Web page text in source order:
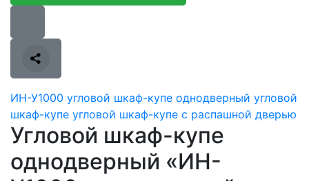
ИН-У1000 угловой шкаф-купе однодверный угловой
шкаф-купе угловой шкаф-купе с распашной дверью
Угловой шкаф-купе
однодверный «ИН-